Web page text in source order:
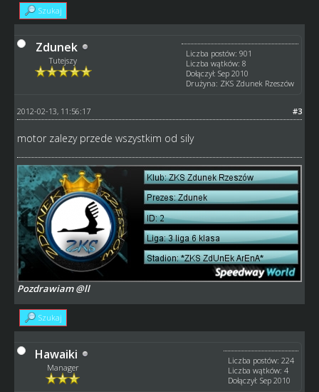
Szukaj
Zdunek
Tutejszy
Liczba postów: 901
Liczba wątków: 8
Dołączył: Sep 2010
Drużyna: ZKS Zdunek Rzeszów
#3
2012-02-13, 11:56:17
motor zalezy przede wszystkim od sily
Pozdrawiam @ll
Szukaj
Hawaiki
Manager
Liczba postów: 224
Liczba wątków: 4
Dołączył: Sep 2010